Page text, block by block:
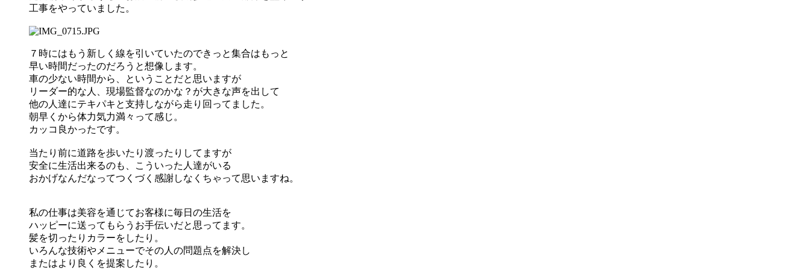
工事をやっていました。
７時にはもう新しく線を引いていたのできっと集合はもっと
早い時間だったのだろうと想像します。
車の少ない時間から、ということだと思いますが
リーダー的な人、現場監督なのかな？が大きな声を出して
他の人達にテキパキと支持しながら走り回ってました。
朝早くから体力気力満々って感じ。
カッコ良かったです。
当たり前に道路を歩いたり渡ったりしてますが
安全に生活出来るのも、こういった人達がいる
おかげなんだなってつくづく感謝しなくちゃって思いますね。
私の仕事は美容を通じてお客様に毎日の生活を
ハッピーに送ってもらうお手伝いだと思ってます。
髪を切ったりカラーをしたり。
いろんな技術やメニューでその人の問題点を解決し
またはより良くを提案したり。